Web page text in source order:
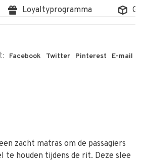
Loyaltyprogramma
Facebook Twitter Pinterest E-mail
zacht matras om de passagiers
te houden tijdens de rit. Deze slee